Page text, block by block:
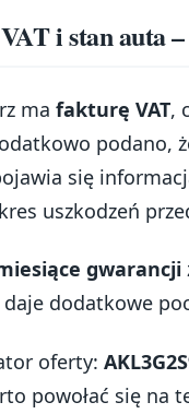
i stan auta
ma fakturę VAT,
podano,
się
uszkodzeń
gwarancji
daje dodatkowe
oferty:
powołać się na